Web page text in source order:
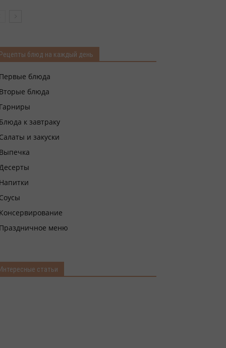
блюд на каждый день
блюда
блюда
к завтраку
и закуски
меню
статьи